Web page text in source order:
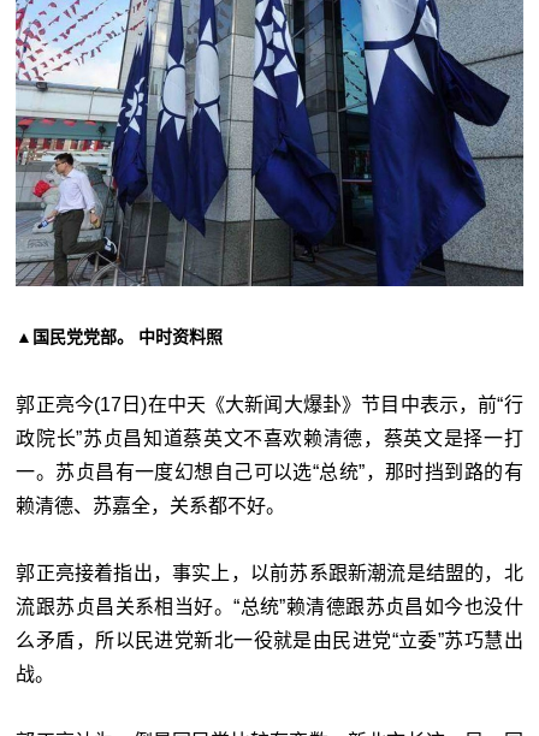
▲国民党党部。 中时资料照
郭正亮今(17日)在中天《大新闻大爆卦》节目中表示，前“行
政院长”苏贞昌知道蔡英文不喜欢赖清德，蔡英文是择一打
一。苏贞昌有一度幻想自己可以选“总统”，那时挡到路的有
赖清德、苏嘉全，关系都不好。
郭正亮接着指出，事实上，以前苏系跟新潮流是结盟的，北
流跟苏贞昌关系相当好。“总统”赖清德跟苏贞昌如今也没什
么矛盾，所以民进党新北一役就是由民进党“立委”苏巧慧出
战。